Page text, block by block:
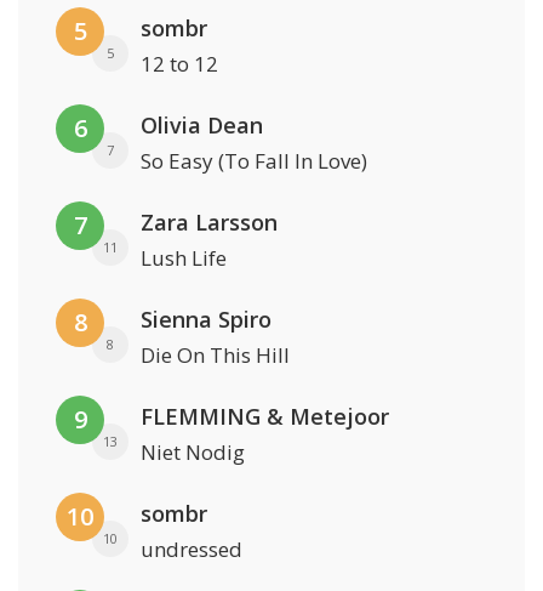
5
5
sombr
12 to 12
6
7
Olivia Dean
So Easy (To Fall In Love)
7
11
Zara Larsson
Lush Life
8
8
Sienna Spiro
Die On This Hill
9
13
FLEMMING & Metejoor
Niet Nodig
10
10
sombr
undressed